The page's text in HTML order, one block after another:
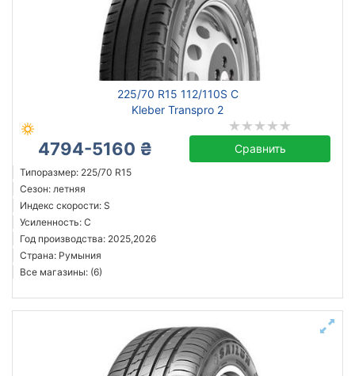
225/70 R15 112/110S C
Kleber Transpro 2
4794-5160 ₴ Сравнить
Типоразмер: 225/70 R15
Сезон: летняя
Индекс скорости: S
Усиленность: C
Год производства: 2025,2026
Страна: Румыния
Все магазины: (6)